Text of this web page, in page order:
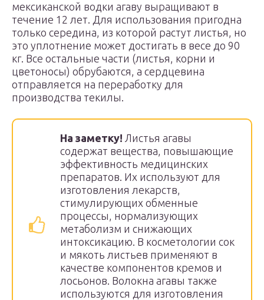
мексиканской водки агаву выращивают в
течение 12 лет. Для использования пригодна
только середина, из которой растут листья, но
это уплотнение может достигать в весе до 90
кг. Все остальные части (листья, корни и
цветоносы) обрубаются, а сердцевина
отправляется на переработку для
производства текилы.
На заметку! Листья агавы
содержат вещества, повышающие
эффективность медицинских
препаратов. Их используют для
изготовления лекарств,
стимулирующих обменные
процессы, нормализующих
метаболизм и снижающих
интоксикацию. В косметологии сок
и мякоть листьев применяют в
качестве компонентов кремов и
лосьонов. Волокна агавы также
используются для изготовления